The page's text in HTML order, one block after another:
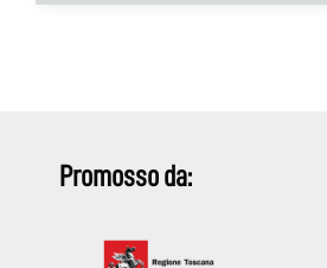
Promosso da: